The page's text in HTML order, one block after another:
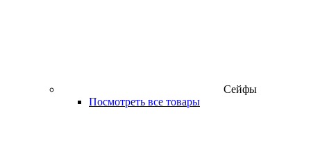
Сейфы
Посмотреть все товары